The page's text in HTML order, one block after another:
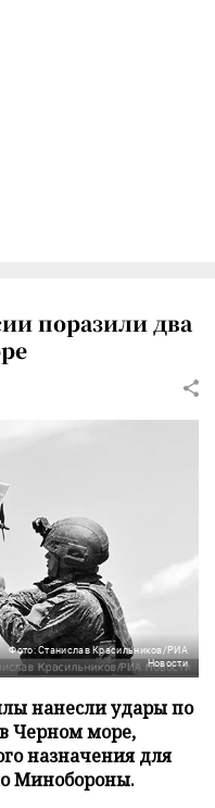
поразили два
Фото: Станислав Красильников/РИА
Новости
нанесли удары по
Черном море,
назначения для
Минобороны.